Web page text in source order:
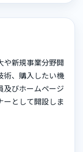
や新規事業分野開
術、購入したい機
及びホームページ
ーとして開設しま